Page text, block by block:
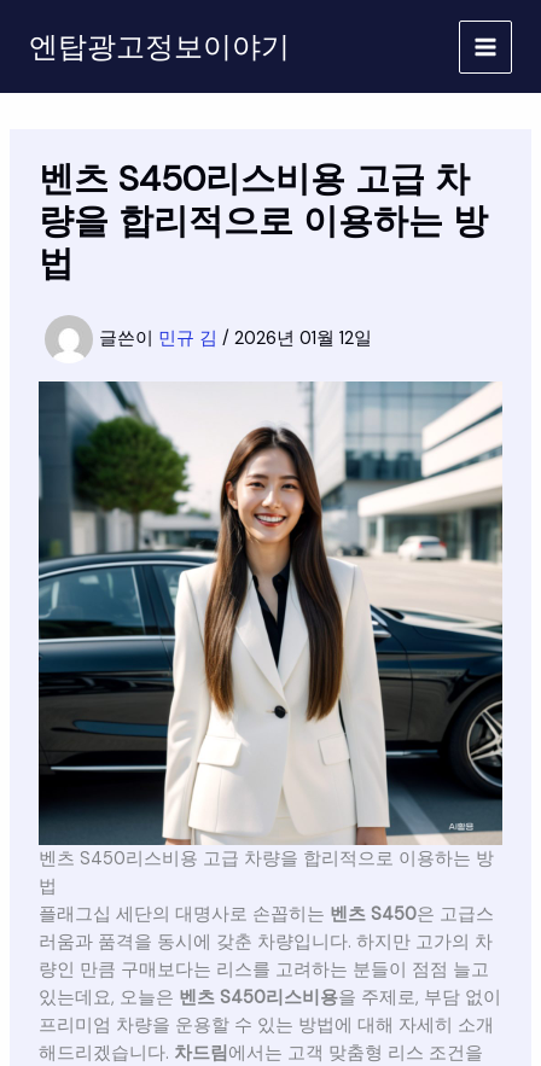
로
엔탑광고정보이야기
벤츠 S450리스비용 고급 차
량을 합리적으로 이용하는 방
법
글쓴이 민규 김 / 2026년 01월 12일
벤츠 S450리스비용 고급 차량을 합리적으로 이용하는 방
법
플래그십 세단의 대명사로 손꼽히는 벤츠 S450은 고급스
러움과 품격을 동시에 갖춘 차량입니다. 하지만 고가의 차
량인 만큼 구매보다는 리스를 고려하는 분들이 점점 늘고
있는데요, 오늘은 벤츠 S450리스비용을 주제로, 부담 없이
프리미엄 차량을 운용할 수 있는 방법에 대해 자세히 소개
해드리겠습니다. 차드림 에서는 고객 맞춤형 리스 조건을